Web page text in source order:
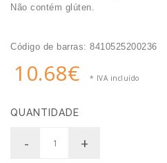
Não contém glúten.
Código de barras: 8410525200236
10.68€ * IVA incluído
QUANTIDADE
- +